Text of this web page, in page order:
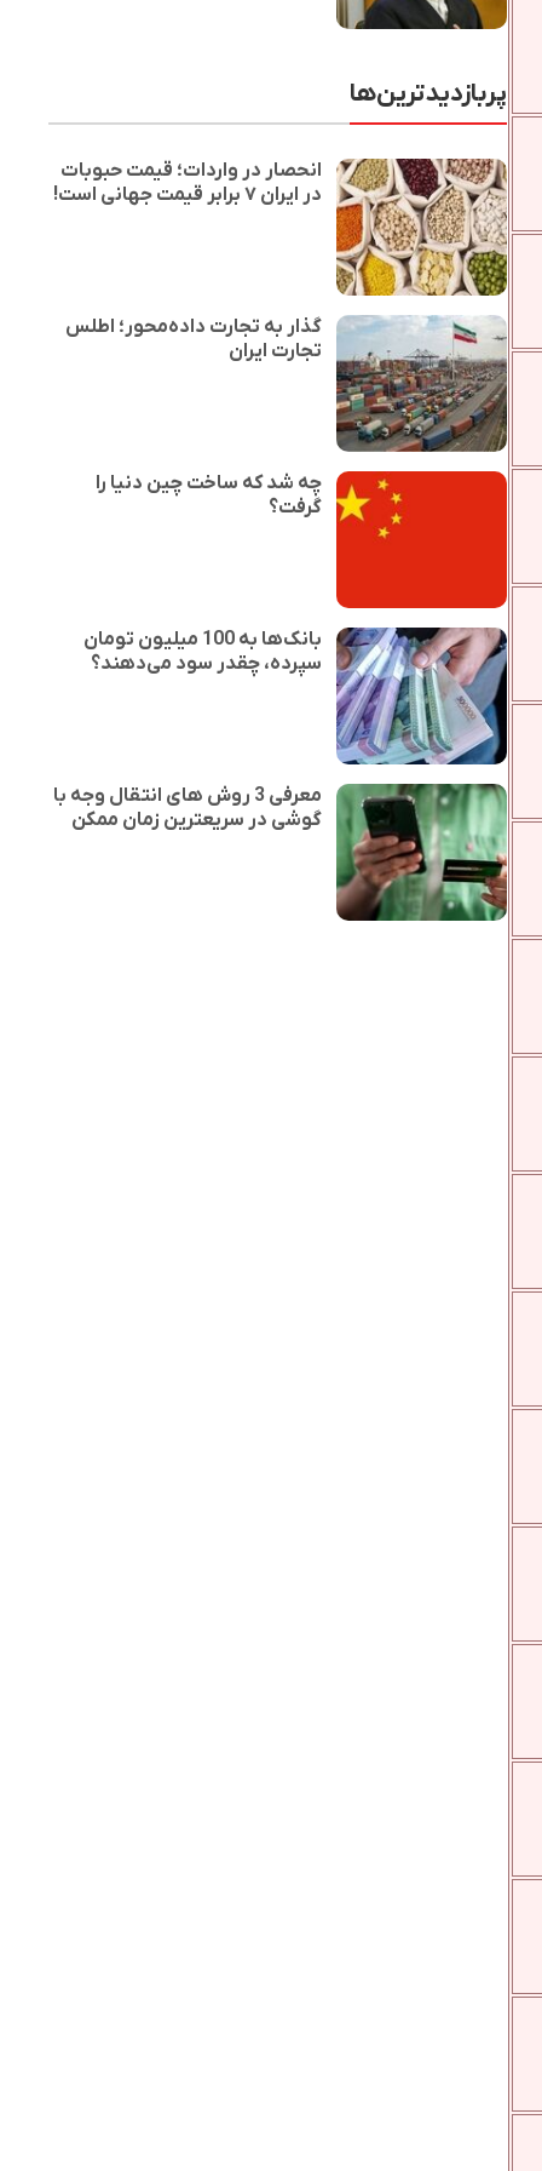
پربازدیدترین‌ها
انحصار در واردات؛ قیمت حبوبات
در ایران ۷ برابر قیمت جهانی است!
گذار به تجارت داده‌محور؛ اطلس
تجارت ایران
چه شد که ساخت چین دنیا را
گرفت؟
بانک‌ها به 100 میلیون تومان
سپرده، چقدر سود می‌دهند؟
معرفی 3 روش های انتقال وجه با
گوشی در سریعترین زمان ممکن